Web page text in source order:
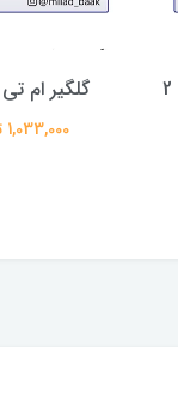
گلگیر ام
1,033,000 تومان